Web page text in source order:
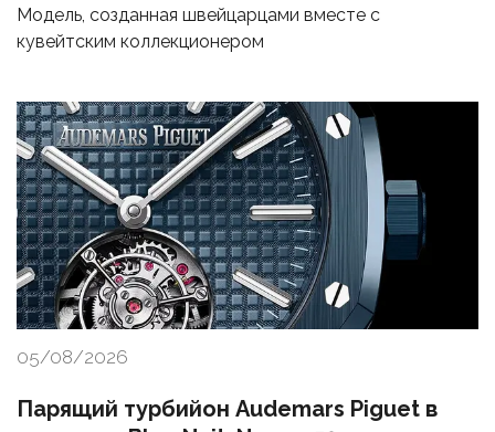
Модель, созданная швейцарцами вместе с
кувейтским коллекционером
05/08/2026
Парящий турбийон Audemars Piguet в